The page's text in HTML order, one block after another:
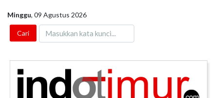
Minggu, 09 Agustus 2026